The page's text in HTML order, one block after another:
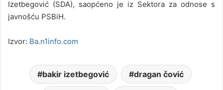
Izetbegović (SDA), saopćeno je iz Sektora za odnose s
javnošću PSBiH.
Izvor: Ba.n1info.com
bakir izetbegović dragan čović